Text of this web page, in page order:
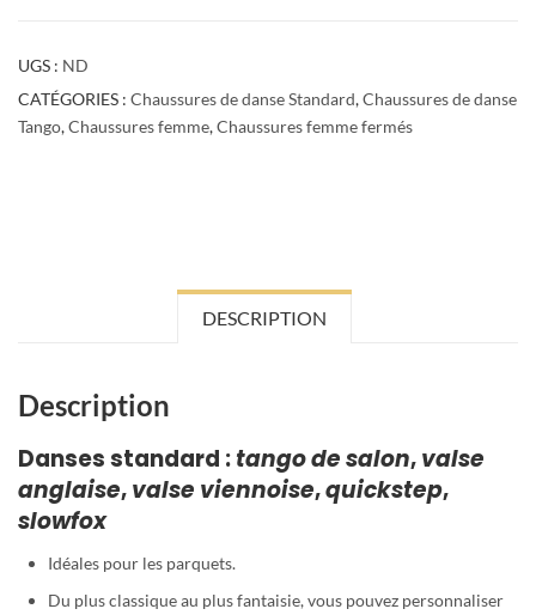
UGS : ND
CATÉGORIES : Chaussures de danse Standard,Chaussures de danse
Tango,Chaussures femme,Chaussures femme fermés
DESCRIPTION
Description
Danses standard :tango de salon,valse
anglaise,valse viennoise,quickstep,
slowfox
Idéales pour les parquets.
Du plus classique au plus fantaisie, vous pouvez personnaliser